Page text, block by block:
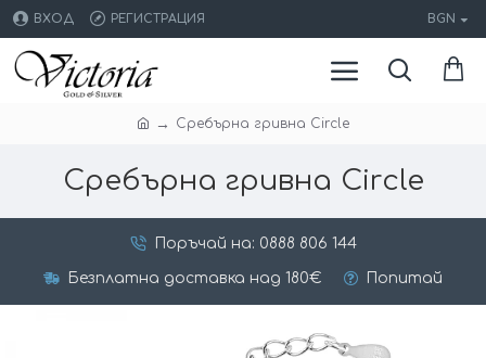
ВХОД РЕГИСТРАЦИЯ BGN
Сребърнa гривна Circle
Сребърнa гривна Circle
Поръчай на: 0888 806 144
Безплатна доставка над 180€ Попитай